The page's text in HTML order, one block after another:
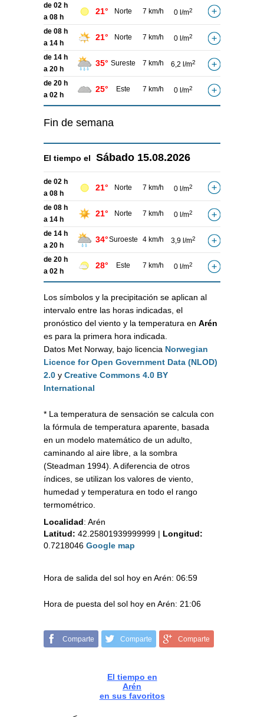
de 02 h
a 08 h
21° Norte 7 km/h 0 l/m2
de 08 h
a 14 h
21° Norte 7 km/h 0 l/m2
de 14 h
a 20 h
35° Sureste 7 km/h 6,2 l/m2
de 20 h
a 02 h
25° Este 7 km/h 0 l/m2
Fin de semana
El tiempo el Sábado 15.08.2026
de 02 h
a 08 h
21° Norte 7 km/h 0 l/m2
de 08 h
a 14 h
21° Norte 7 km/h 0 l/m2
de 14 h
a 20 h
34°Suroeste 4 km/h 3,9 l/m2
de 20 h
a 02 h
28° Este 7 km/h 0 l/m2
Los símbolos y la precipitación se aplican al
intervalo entre las horas indicadas, el
pronóstico del viento y la temperatura en Arén
es para la primera hora indicada.
Datos Met Norway, bajo licencia Norwegian
Licence for Open Government Data (NLOD)
2.0 y Creative Commons 4.0 BY
International
* La temperatura de sensación se calcula con
la fórmula de temperatura aparente, basada
en un modelo matemático de un adulto,
caminando al aire libre, a la sombra
(Steadman 1994). A diferencia de otros
índices, se utilizan los valores de viento,
humedad y temperatura en todo el rango
termométrico.
Localidad: Arén
Latitud: 42.25801939999999 | Longitud:
0.7218046 Google map
Hora de salida del sol hoy en Arén: 06:59
Hora de puesta del sol hoy en Arén: 21:06
Comparte Comparte Comparte
El tiempo en
Arén
en sus favoritos